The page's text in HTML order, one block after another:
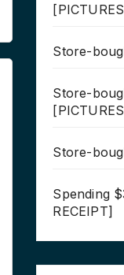
Store-
Store-
Store-
Spending
RECEIPT]